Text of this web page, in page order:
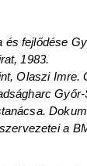
fejlődése
1983.
Olaszi Imre.
a